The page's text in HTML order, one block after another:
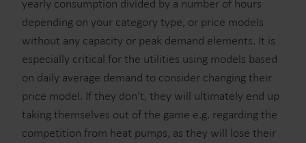
yearly consumption divided by a number of hours
depending on your category type, or price models
without any capacity or peak demand elements. It is
especially critical for the utilities using models based
on daily average demand to consider changing their
price model. If they don’t, they will ultimately end up
taking themselves out of the game e.g. regarding the
competition from heat pumps, as they will lose their